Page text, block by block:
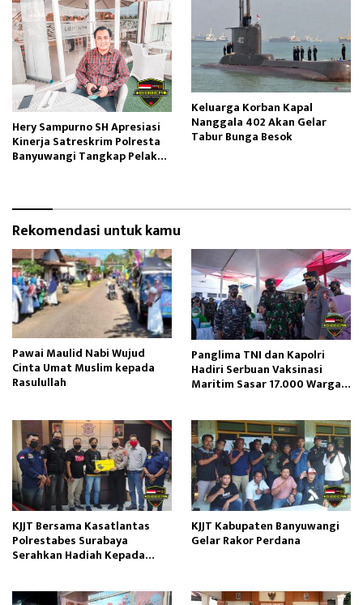
Hery Sampurno SH Apresiasi
Kinerja Satreskrim Polresta
Banyuwangi Tangkap Pelaku
Keluarga Korban Kapal
Nanggala 402 Akan Gelar
Tabur Bunga Besok
Rekomendasi untuk kamu
Pawai Maulid Nabi Wujud
Cinta Umat Muslim kepada
Rasulullah
Panglima TNI dan Kapolri
Hadiri Serbuan Vaksinasi
Maritim Sasar 17.000 Warga
KJJT Bersama Kasatlantas
Polrestabes Surabaya
Serahkan Hadiah Kepada
KJJT Kabupaten Banyuwangi
Gelar Rakor Perdana